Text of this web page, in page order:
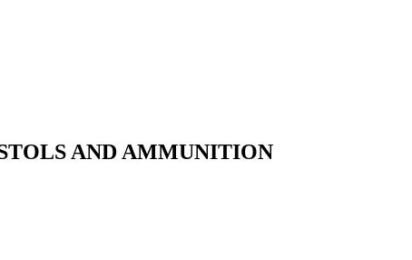
AND AMMUNITION